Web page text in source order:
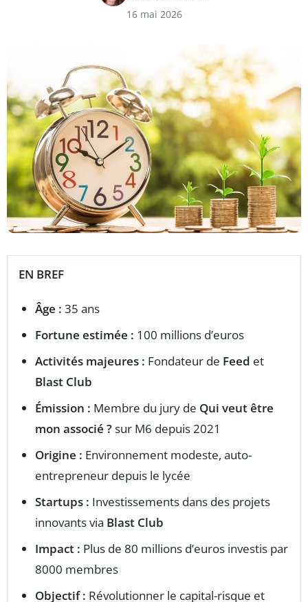
16 mai 2026
EN BREF
Âge : 35 ans
Fortune estimée : 100 millions d’euros
Activités majeures : Fondateur de Feed et
Blast Club
Émission : Membre du jury de Qui veut être
mon associé ?sur M6 depuis 2021
Origine : Environnement modeste, auto-
entrepreneur depuis le lycée
Startups : Investissements dans des projets
innovants via Blast Club
Impact : Plus de 80 millions d’euros investis par
8000 membres
Objectif : Révolutionner le capital-risque et